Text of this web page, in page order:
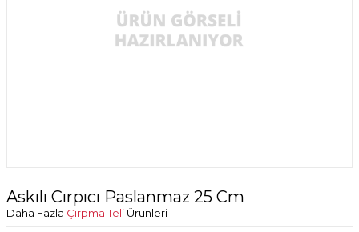
Askılı Cırpıcı Paslanmaz 25 Cm
Daha Fazla Çırpma Teli Ürünleri